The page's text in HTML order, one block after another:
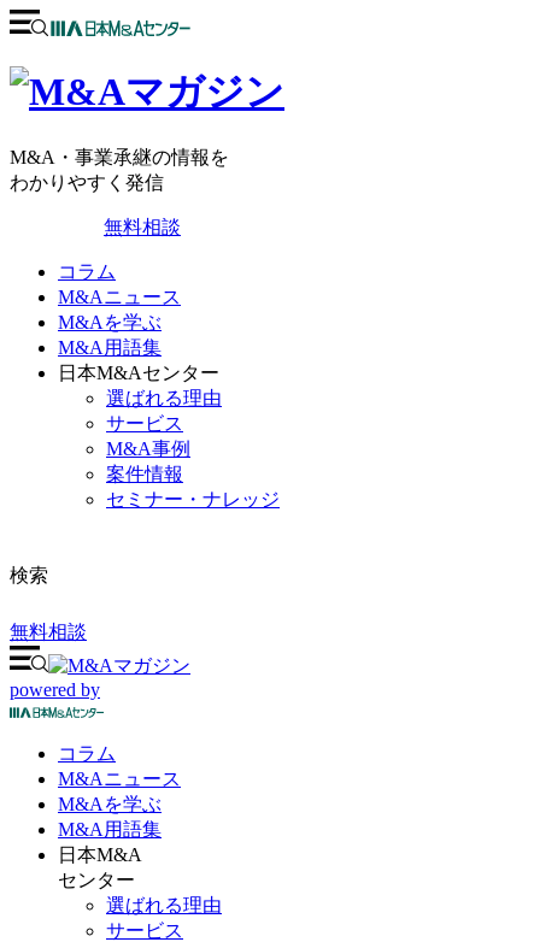
M&A・事業承継の情報を
わかりやすく発信
無料相談
コラム
M&Aニュース
M&Aを学ぶ
M&A用語集
日本M&Aセンター
選ばれる理由
サービス
M&A事例
案件情報
セミナー・ナレッジ
検索
無料相談
powered by
コラム
M&Aニュース
M&Aを学ぶ
M&A 用語集
日本M&A
センター
選ばれる理由
サービス